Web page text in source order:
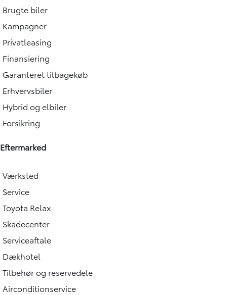
Brugte biler
Kampagner
Privatleasing
Finansiering
Garanteret tilbagekøb
Erhvervsbiler
Hybrid og elbiler
Forsikring
Eftermarked
Værksted
Service
Toyota Relax
Skadecenter
Serviceaftale
Dækhotel
Tilbehør og reservedele
Airconditionservice